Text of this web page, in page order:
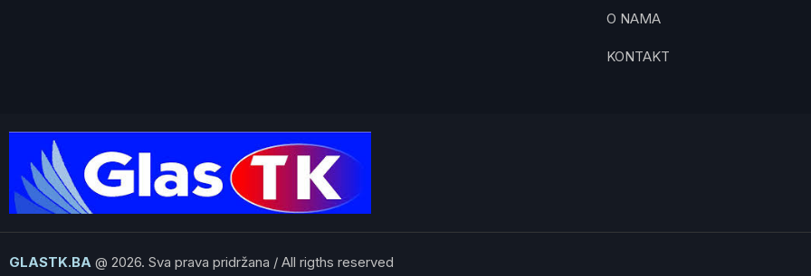
O NAMA
KONTAKT
GLASTK.BA @ 2026. Sva prava pridržana / All rigths reserved